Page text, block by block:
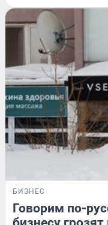
БИЗНЕС
Говорим по-